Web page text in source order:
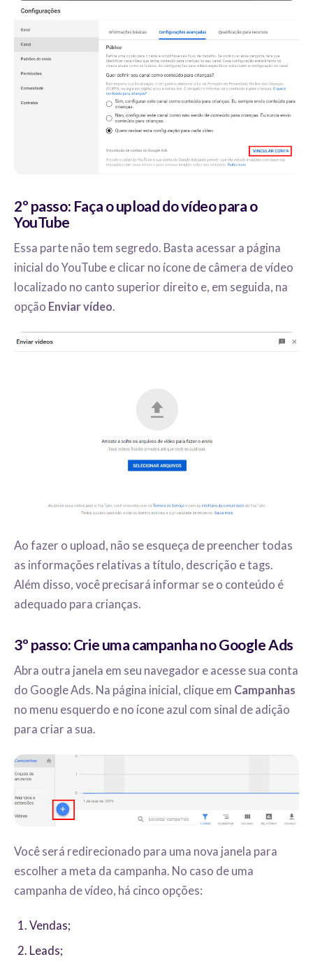
2º passo: Faça o upload do vídeo para o
YouTube
Essa parte não tem segredo. Basta acessar a página
inicial do YouTube e clicar no ícone de câmera de vídeo
localizado no canto superior direito e, em seguida, na
opção Enviar vídeo.
Ao fazer o upload, não se esqueça de preencher todas
as informações relativas a título, descrição e tags.
Além disso, você precisará informar se o conteúdo é
adequado para crianças.
3º passo: Crie uma campanha no Google Ads
Abra outra janela em seu navegador e acesse sua conta
do Google Ads. Na página inicial, clique em Campanhas
no menu esquerdo e no ícone azul com sinal de adição
para criar a sua.
Você será redirecionado para uma nova janela para
escolher a meta da campanha. No caso de uma
campanha de vídeo, há cinco opções:
Vendas;
Leads;